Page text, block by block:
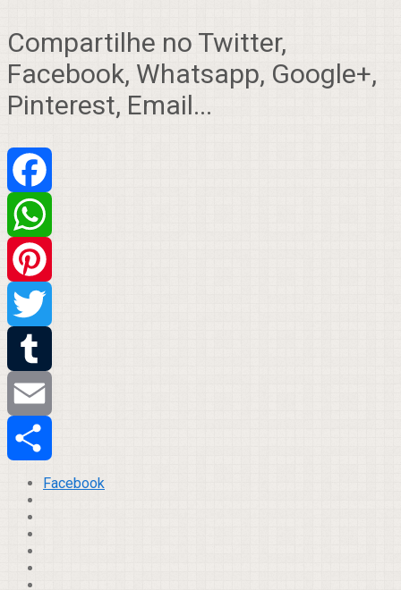
Compartilhe no Twitter,
Facebook, Whatsapp, Google+,
Pinterest, Email...
Facebook
WhatsApp
Pinterest
Twitter
Tumblr
Email
Compartilhar
Facebook